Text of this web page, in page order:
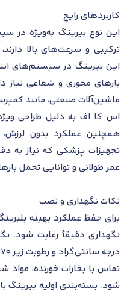
کاربردهای رایج
این نوع بیرینگ به‌ویژه در
ترکیبی و سرعت‌های بالا
این بیرینگ در سیستم‌های
بارهای محوری و شعاعی نیاز
اس کا اف به دلیل طراحی
همچنین عملکرد بدون لرزش،
تجهیزات پزشکی که نیاز به
عمر طولانی و توانایی تحمل
نکات نگهداری و نصب
تماس با بخارات خورنده،
شود. بسته‌بندی اولیه بیرینگ